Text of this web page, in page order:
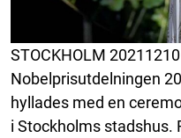
STOCKHOLM
Nobelprisutdelningen
hyllades med en
i Stockholms stadshus.